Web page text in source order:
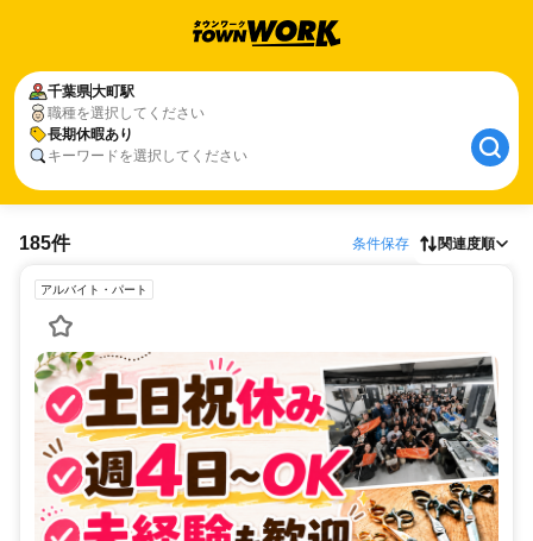
千葉県大町駅
職種を選択してください
長期休暇あり
キーワードを選択してください
185件 条件保存 関連度順
アルバイト・パート